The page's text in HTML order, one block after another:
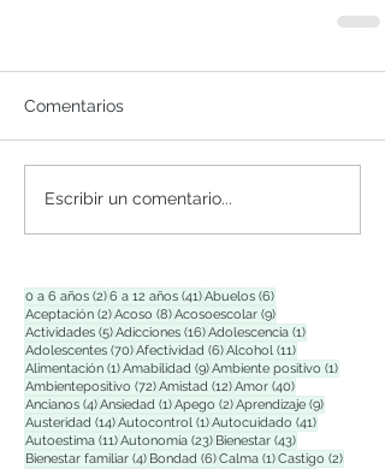
Comentarios
Escribir un comentario...
0 a 6 años (2)2 entradas
6 a 12 años (41)41 entradas
Abuelos (6)6 entradas
Aceptación (2)2 entradas
Acoso (8)8 entradas
Acosoescolar (9)9 entradas
Actividades (5)5 entradas
Adicciones (16)16 entradas
Adolescencia (1)1 entrada
Adolescentes (70)70 entradas
Afectividad (6)6 entradas
Alcohol (11)11 entradas
Alimentación (1)1 entrada
Amabilidad (9)9 entradas
Ambiente positivo (1)1 entrada
Ambientepositivo (72)72 entradas
Amistad (12)12 entradas
Amor (40)40 entradas
Ancianos (4)4 entradas
Ansiedad (1)1 entrada
Apego (2)2 entradas
Aprendizaje (9)9 entradas
Austeridad (14)14 entradas
Autocontrol (1)1 entrada
Autocuidado (41)41 entradas
Autoestima (11)11 entradas
Autonomía (23)23 entradas
Bienestar (43)43 entradas
Bienestar familiar (4)4 entradas
Bondad (6)6 entradas
Calma (1)1 entrada
Castigo (2)2